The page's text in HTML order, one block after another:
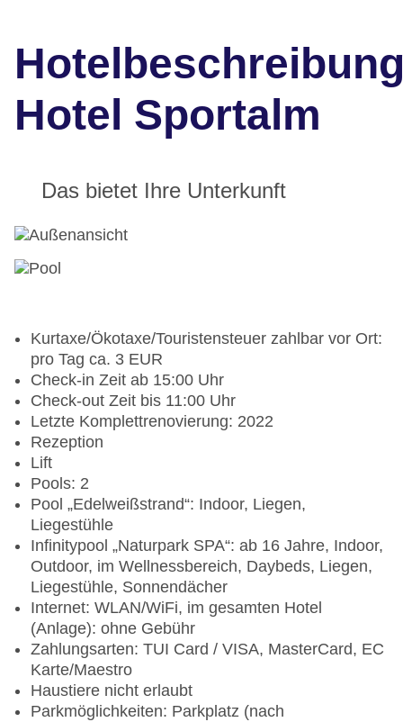
Hotel Sportalm
Das bietet Ihre Unterkunft
Kurtaxe/Ökotaxe/Touristensteuer zahlbar vor Ort:
pro Tag ca. 3 EUR
Check-in Zeit ab 15:00 Uhr
Check-out Zeit bis 11:00 Uhr
Letzte Komplettrenovierung: 2022
Rezeption
Lift
Pools: 2
Pool „Edelweißstrand“: Indoor, Liegen,
Liegestühle
Infinitypool „Naturpark SPA“: ab 16 Jahre, Indoor,
Outdoor, im Wellnessbereich, Daybeds, Liegen,
Liegestühle, Sonnendächer
Internet: WLAN/WiFi, im gesamten Hotel
(Anlage): ohne Gebühr
Zahlungsarten: TUI Card / VISA, MasterCard, EC
Karte/Maestro
Haustiere nicht erlaubt
Parkmöglichkeiten: Parkplatz (nach